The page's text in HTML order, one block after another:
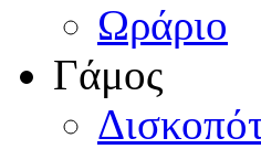
Ωράριο
Γάμος